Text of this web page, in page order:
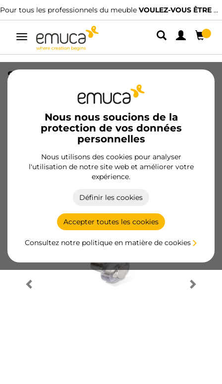
Pour tous les professionnels du meuble VOULEZ-VOUS ÊTRE CLIENT ?
Alterner
navigation
Nous nous soucions de la
protection de vos données
personnelles
Nous utilisons des cookies pour analyser
l'utilisation de notre site web et améliorer votre
expérience.
Définir les cookies
Accepter toutes les cookies
Consultez notre politique en matière de cookies
Support San Remo pour tablette en
verre, Plastique et Zamak, Nickelé
Devenir client
Fiche produit